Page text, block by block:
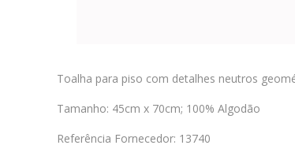
Toalha para piso com detalhes neutros
Tamanho: 45cm x 70cm; 100% Algodão
Referência Fornecedor: 13740